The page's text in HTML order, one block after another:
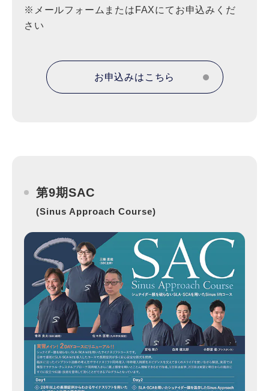
※メールフォームまたはFAXにてお申込みくだ
さい
お申込みはこちら
第9期SAC
(Sinus Approach Course)